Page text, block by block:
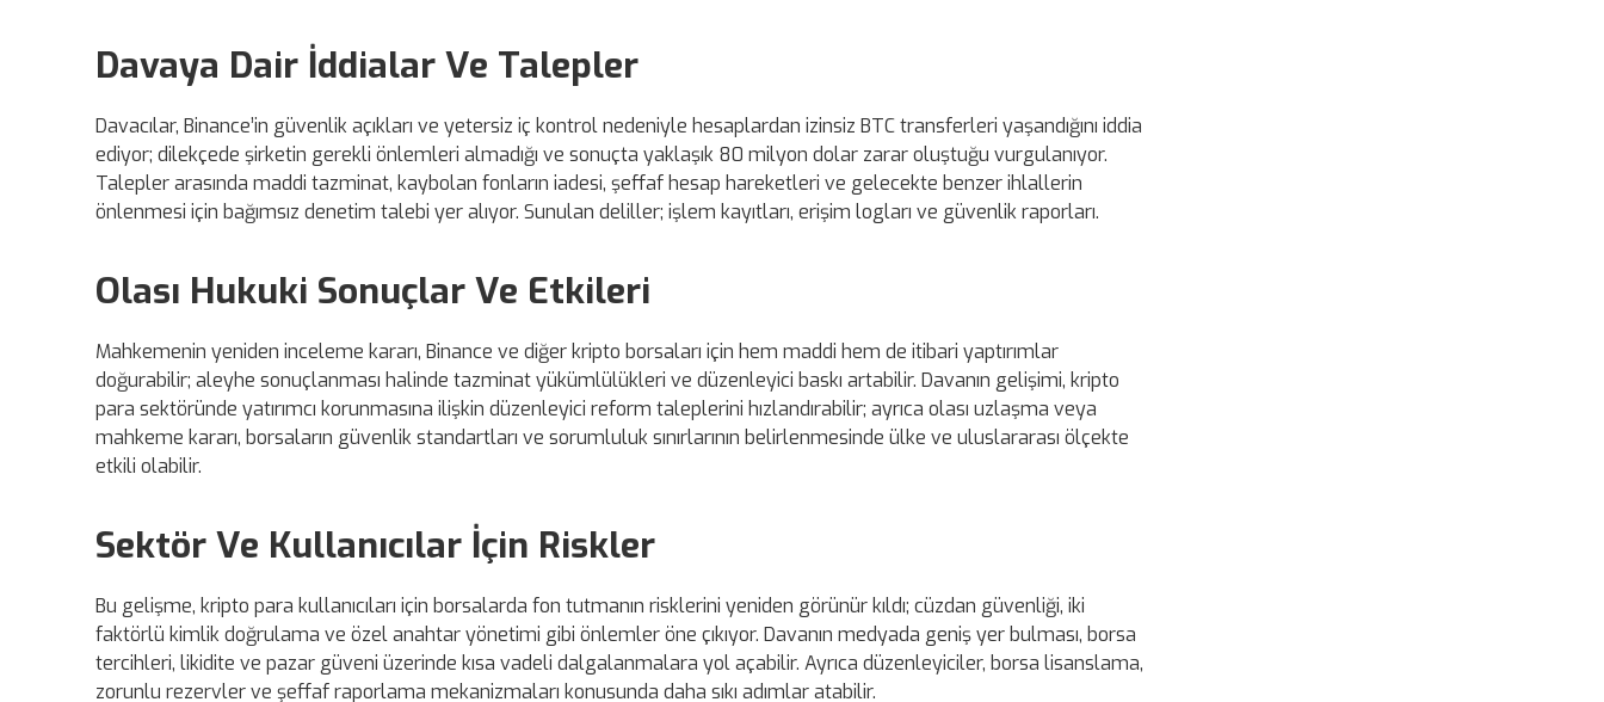
Davaya Dair İddialar Ve Talepler
Davacılar, Binance’in güvenlik açıkları ve yetersiz iç kontrol nedeniyle hesaplardan izinsiz BTC transferleri yaşandığını iddia
ediyor; dilekçede şirketin gerekli önlemleri almadığı ve sonuçta yaklaşık 80 milyon dolar zarar oluştuğu vurgulanıyor.
Talepler arasında maddi tazminat, kaybolan fonların iadesi, şeffaf hesap hareketleri ve gelecekte benzer ihlallerin
önlenmesi için bağımsız denetim talebi yer alıyor. Sunulan deliller; işlem kayıtları, erişim logları ve güvenlik raporları.
Olası Hukuki Sonuçlar Ve Etkileri
Mahkemenin yeniden inceleme kararı, Binance ve diğer kripto borsaları için hem maddi hem de itibari yaptırımlar
doğurabilir; aleyhe sonuçlanması halinde tazminat yükümlülükleri ve düzenleyici baskı artabilir. Davanın gelişimi, kripto
para sektöründe yatırımcı korunmasına ilişkin düzenleyici reform taleplerini hızlandırabilir; ayrıca olası uzlaşma veya
mahkeme kararı, borsaların güvenlik standartları ve sorumluluk sınırlarının belirlenmesinde ülke ve uluslararası ölçekte
etkili olabilir.
Sektör Ve Kullanıcılar İçin Riskler
Bu gelişme, kripto para kullanıcıları için borsalarda fon tutmanın risklerini yeniden görünür kıldı; cüzdan güvenliği, iki
faktörlü kimlik doğrulama ve özel anahtar yönetimi gibi önlemler öne çıkıyor. Davanın medyada geniş yer bulması, borsa
tercihleri, likidite ve pazar güveni üzerinde kısa vadeli dalgalanmalara yol açabilir. Ayrıca düzenleyiciler, borsa lisanslama,
zorunlu rezervler ve şeffaf raporlama mekanizmaları konusunda daha sıkı adımlar atabilir.